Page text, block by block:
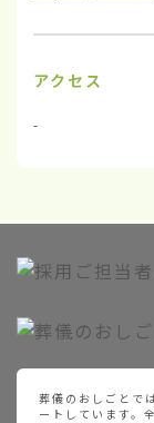
アクセス
-
葬儀のおしごとで
ートしています。